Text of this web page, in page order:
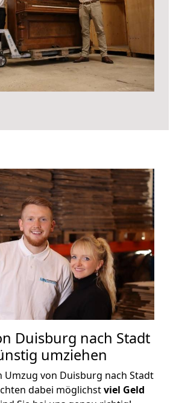
Duisburg nach Stadt
umziehen
Umzug von Duisburg nach Stadt
dabei möglichstviel Geld